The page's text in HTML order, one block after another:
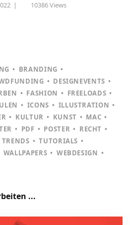
| 10386 Views
BRANDING
DESIGNEVENTS
FASHION
FREELOADS
ICONS
ILLUSTRATION
KULTUR KUNST
MAC
PDF POSTER
RECHT
TRENDS
TUTORIALS
WALLPAPERS
WEBDESIGN
...